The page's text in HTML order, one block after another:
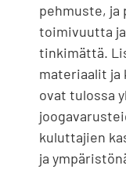
pehmuste,
toimivuutta
tinkimättä.
materiaalit
ovat tulossa
kuluttajien
ja